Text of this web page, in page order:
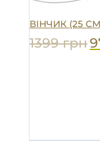
ВІНЧИК (25
1399грн